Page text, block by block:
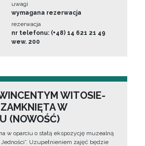
uwagi
wymagana rezerwacja
rezerwacja
nr telefonu: (+48) 14 621 21 49
wew. 200
WITOSIE-
W
(NOWOŚĆ)
w oparciu o stałą ekspozycję muzealną
Uzupełnieniem zajęć będzie